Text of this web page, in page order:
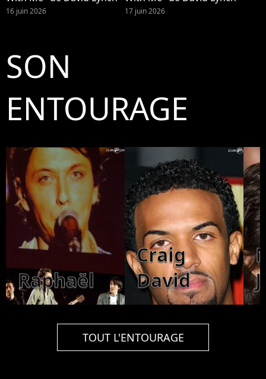
16 juin 2026 17 juin 2026
SON
ENTOURAGE
Raphaël
Craig
David
TOUT L'ENTOURAGE